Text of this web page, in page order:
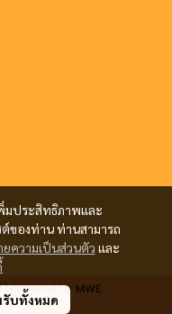
มประสิทธิภาพและ
ของท่าน ท่านสามารถ
ยความเป็นส่วนตัว และ
บทั้งหมด
Powered by MWE